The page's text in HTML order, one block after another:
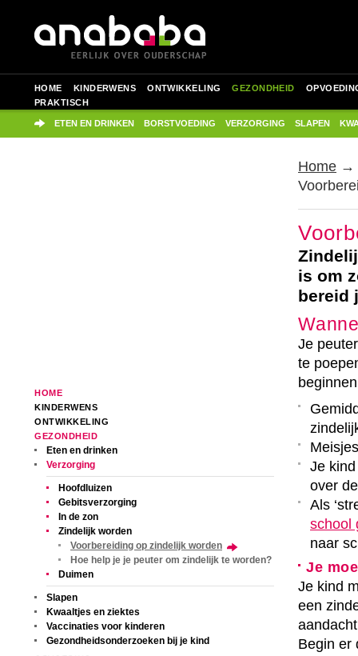
HOME KINDERWENS ONTWIKKELING GEZONDHEID
PRAKTISCH
ETEN EN DRINKEN BORSTVOEDING VERZORGING SLAPEN
HOME
KINDERWENS
ONTWIKKELING
GEZONDHEID
Eten en drinken
Verzorging
Hoofdluizen
Gebitsverzorging
In de zon
Zindelijk worden
Voorbereiding op zindelijk worden
Hoe help je je peuter om zindelijk te worden?
Duimen
Slapen
Kwaaltjes en ziektes
Vaccinaties voor kinderen
Gezondheidsonderzoeken bij je kind
Home →
is om
bereid
Je
te
Je
over
Als
school
naar
Je
Je kind
een
Begin er